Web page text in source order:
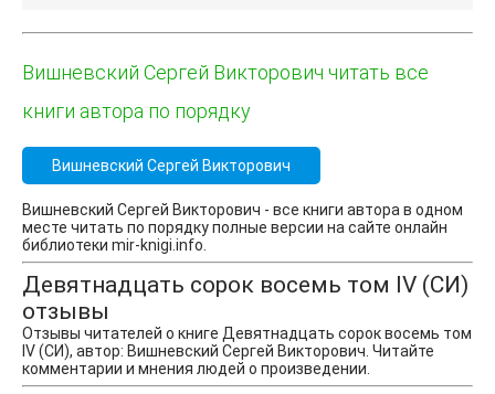
Вишневский Сергей Викторович читать все
книги автора по порядку
Вишневский Сергей Викторович
Вишневский Сергей Викторович - все книги автора в одном
месте читать по порядку полные версии на сайте онлайн
библиотеки mir-knigi.info.
Девятнадцать сорок восемь том IV (СИ)
отзывы
Отзывы читателей о книге Девятнадцать сорок восемь том
IV (СИ), автор: Вишневский Сергей Викторович. Читайте
комментарии и мнения людей о произведении.